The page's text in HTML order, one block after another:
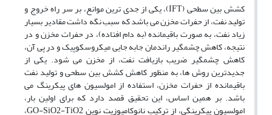
کشش بین سطحی (IFT)، یکی از جدی ترین موانع، بر سر راه خروج و
تولید نفت، از حفرات مخزن می باشد که سبب نگه داشت مقادیر بسیار
زیاد نفت، به صورت باقیمانده (به دام افتاده)، در حفرات مخزن و در
نتیجه، کاهش چشمگیر راندمان جابه جایی میکروسکوپیک و در پی آن،
کاهش چشمگیر ضریب بازیافت نفت، از مخزن می شود. یکی از
جدیدترین روش ها، به منظور کاهش کشش بین سطحی و تولید نفت
باقیمانده از حفرات مخزن، استفاده از امولسیون های پیکرینگ می
باشد. بر همین اساس، این تحقیق قصد دارد که برای اولین بار،
امولسیون پیکرینگی، از ترکیب نانوکامپوزیت نوین GO-SiO2-TiO2،